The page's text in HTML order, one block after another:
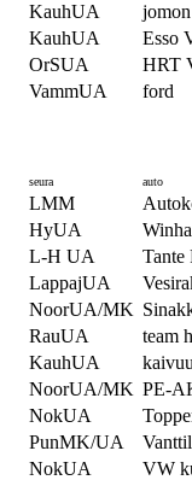
KauhUA
KauhUA
Esso
OrSUA
HRT
VammUA
ford
seura auto
LMM
HyUA
L-H UA
Tante
LappajUA
NoorUA/MK
RauUA
team
KauhUA
NoorUA/MK PE-
NokUA
PunMK/UA
NokUA
VW